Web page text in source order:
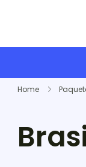
Home